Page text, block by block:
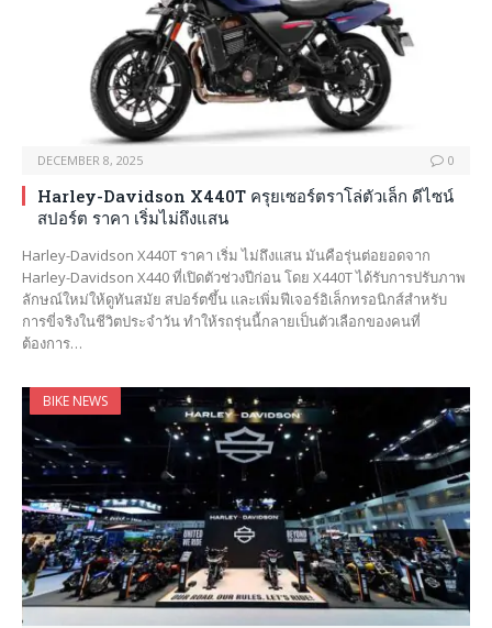
DECEMBER 8, 2025 0
Harley-Davidson X440T ครุยเซอร์ตราโล่ตัวเล็ก ดีไซน์
สปอร์ต ราคา เริ่มไม่ถึงแสน
Harley-Davidson X440T ราคา เริ่ม ไม่ถึงแสน มันคือรุ่นต่อยอดจาก
Harley-Davidson X440 ที่เปิดตัวช่วงปีก่อน โดย X440T ได้รับการปรับภาพ
ลักษณ์ใหม่ให้ดูทันสมัย สปอร์ตขึ้น และเพิ่มฟีเจอร์อิเล็กทรอนิกส์สำหรับ
การขี่จริงในชีวิตประจำวัน ทำให้รถรุ่นนี้กลายเป็นตัวเลือกของคนที่
ต้องการ…
BIKE NEWS